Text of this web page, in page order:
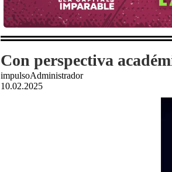
Con perspectiva
impulsoAdministrador
10.02.2025